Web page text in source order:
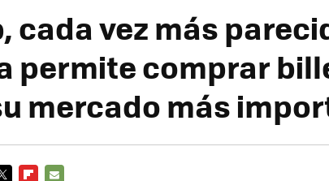
cada vez más
permite comprar
mercado más